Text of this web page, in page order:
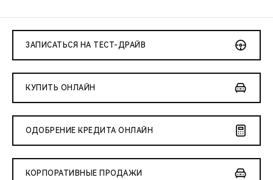
ЗАПИСАТЬСЯ НА ТЕСТ-ДРАЙВ
КУПИТЬ ОНЛАЙН
ОДОБРЕНИЕ КРЕДИТА ОНЛАЙН
КОРПОРАТИВНЫЕ ПРОДАЖИ